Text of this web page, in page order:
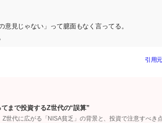
見じゃない」って臆面もなく言ってる。
引用
まで投資するZ世代の“誤算”
代に広がる「NISA貧乏」の背景と、投資で注意すべき